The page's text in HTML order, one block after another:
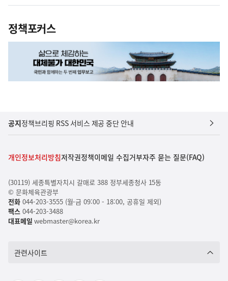
정책포커스
공지정책브리핑 RSS 서비스 제공 중단 안내
개인정보처리방침저작권정책이메일 수집거부자주 묻는 질문(FAQ)
(30119) 세종특별자치시 갈매로 388 정부세종청사 15동
© 문화체육관광부
전화044-203-3555 (월-금 09:00 - 18:00, 공휴일 제외)
팩스044-203-3488
대표메일 webmaster@korea.kr
관련사이트